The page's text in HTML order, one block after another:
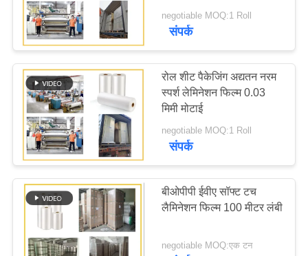
negotiable MOQ:1 Roll
संपर्क
रोल शीट पैकेजिंग अद्यतन नरम
स्पर्श लेमिनेशन फिल्म 0.03
मिमी मोटाई
negotiable MOQ:1 Roll
संपर्क
बीओपीपी ईवीए सॉफ्ट टच
लैमिनेशन फिल्म 100 मीटर लंबी
negotiable MOQ:एक टन